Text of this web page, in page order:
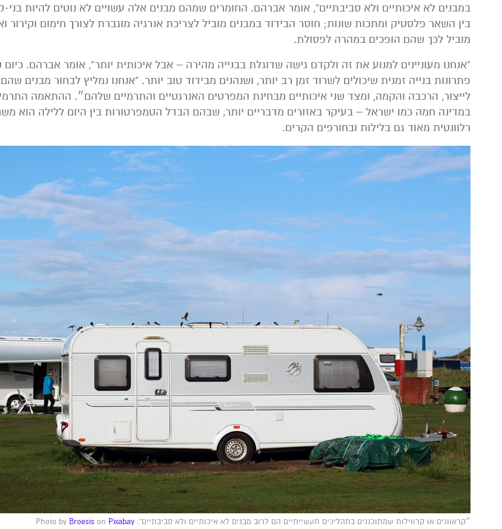
במבנים לא איכותיים ולא סביבתיים", אומר אברהם. החומרים שמהם מבנים אלה עשויים לא נוטים להיות בני-
בין השאר פלסטיק ומתכות שונות; חוסר הבידוד במבנים מוביל לצריכת אנרגיה מוגברת לצורך חימום וקירור
מוביל לכך שהם הופכים במהרה לפסולת.
"אנחנו מעוניינים למנוע את זה ולקדם גישה שדוגלת בבנייה מהירה – אבל איכותית יותר", אומר אברהם. כיום
פתרונות בנייה זמנית שיכולים לשרוד זמן רב יותר, ושנהנים מבידוד טוב יותר. "אנחנו נמליץ לבחור מבנים
לייצור, הרכבה והקמה, ומצד שני איכותיים מבחינת המפרטים האנרגטיים והתרמיים שלהם״. ההתאמה
במדינה חמה כמו ישראל – בעיקר באזורים מדבריים יותר, שבהם הבדל הטמפרטורות בין היום ללילה הוא
רלוונטית מאוד גם בלילות ובחורפים הקרים.
״קראוונים או קרווילות שמתוכננים בתהליכים תעשייתיים הם לרוב מבנים לא איכותיים ולא סביבתיים". Photo by Broesis on Pixabay